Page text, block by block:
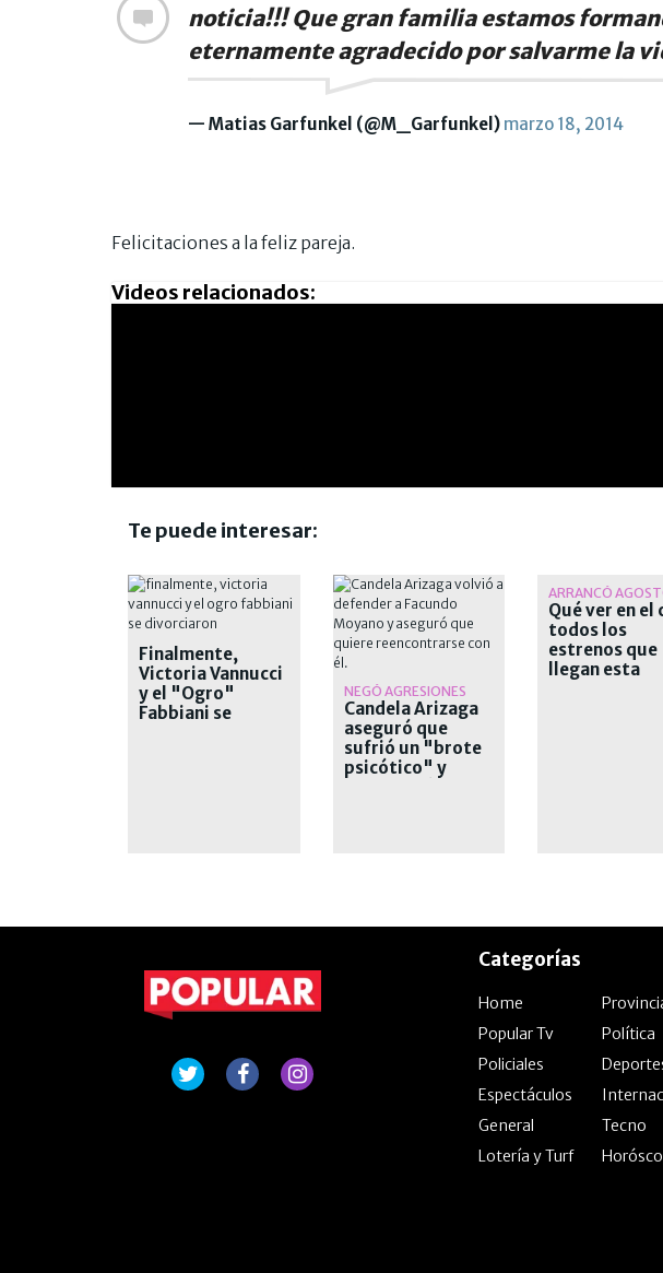
noticia!!! Que gran familia estamos
eternamente agradecido por salvarme la
— Matias Garfunkel (@M_Garfunkel) marzo 18, 2014
Felicitaciones a la feliz pareja.
Videos relacionados:
Te puede interesar:
Finalmente,
Victoria Vannucci
y el "Ogro"
Fabbiani se
NEGÓ AGRESIONES
Candela Arizaga
aseguró que
sufrió un "brote
psicótico" y
ARRANCÓ
Qué ver en el
todos los
estrenos que
llegan esta
Categorías
Home
Popular Tv
Política
Policiales
Espectáculos
General
Tecno
Lotería y Turf